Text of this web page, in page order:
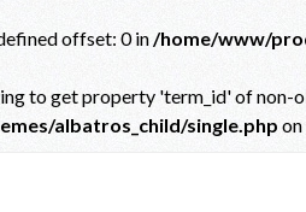
offset: 0 in/home/www/
to get property 'term_id' of non-
albatros_child/single.php on